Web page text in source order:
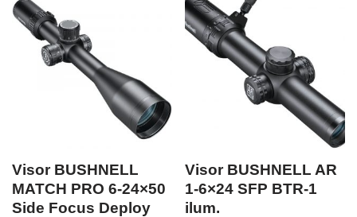
Visor BUSHNELL
MATCH PRO 6-24×50
Side Focus Deploy
Visor BUSHNELL AR
1-6×24 SFP BTR-1
ilum.